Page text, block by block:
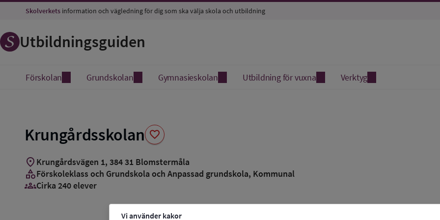
Vi använder kakor
Skolverkets information och vägledning för dig som ska välja skola och utbildning
Utbildningsguiden
Förskolan Grundskolan Gymnasieskolan Utbildning för vuxna Verktyg
Krungårdsskolan favorite
Spara
location_on Krungårdsvägen 1, 384 31 Blomstermåla
categoryFörskoleklass och Grundskola och Anpassad grundskola, Kommunal
groups_3Cirka 240 elever